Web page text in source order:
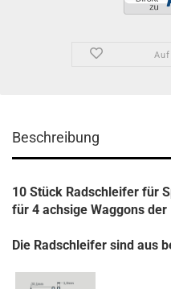
Beschreibung
10 Stück Radschleifer für
für 4 achsige Waggons der
Die Radschleifer sind aus